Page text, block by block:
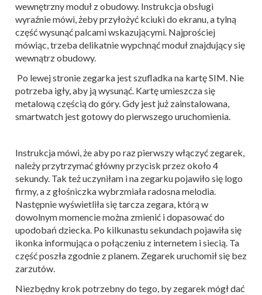
wewnętrzny moduł z obudowy. Instrukcja obsługi
wyraźnie mówi, żeby przyłożyć kciuki do ekranu, a tylną
część wysunąć palcami wskazującymi. Najprościej
mówiąc, trzeba delikatnie wypchnąć moduł znajdujący się
wewnątrz obudowy.
Po lewej stronie zegarka jest szufladka na kartę SIM. Nie
potrzeba igły, aby ją wysunąć. Kartę umieszcza się
metalową częścią do góry. Gdy jest już zainstalowana,
smartwatch jest gotowy do pierwszego uruchomienia.
Instrukcja mówi, że aby po raz pierwszy włączyć zegarek,
należy przytrzymać główny przycisk przez około 4
sekundy. Tak też uczyniłam i na zegarku pojawiło się logo
firmy, a z głośniczka wybrzmiała radosna melodia.
Następnie wyświetliła się tarcza zegara, którą w
dowolnym momencie można zmienić i dopasować do
upodobań dziecka. Po kilkunastu sekundach pojawiła się
ikonka informująca o połączeniu z internetem i siecią. Ta
część poszła zgodnie z planem. Zegarek uruchomił się bez
zarzutów.
Niezbędny krok potrzebny do tego, by zegarek mógł dać